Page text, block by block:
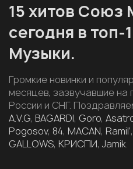
15 хитов Союз
сегодня в топ-
Музыки.
Громкие новинки и
месяцев, зазвучавшие на
России и СНГ.
A.V.G, BAGARDI, Goro,
Pogosov, 84, MACAN, Ramil’,
GALLOWS, КРИСПИ, Jamik.